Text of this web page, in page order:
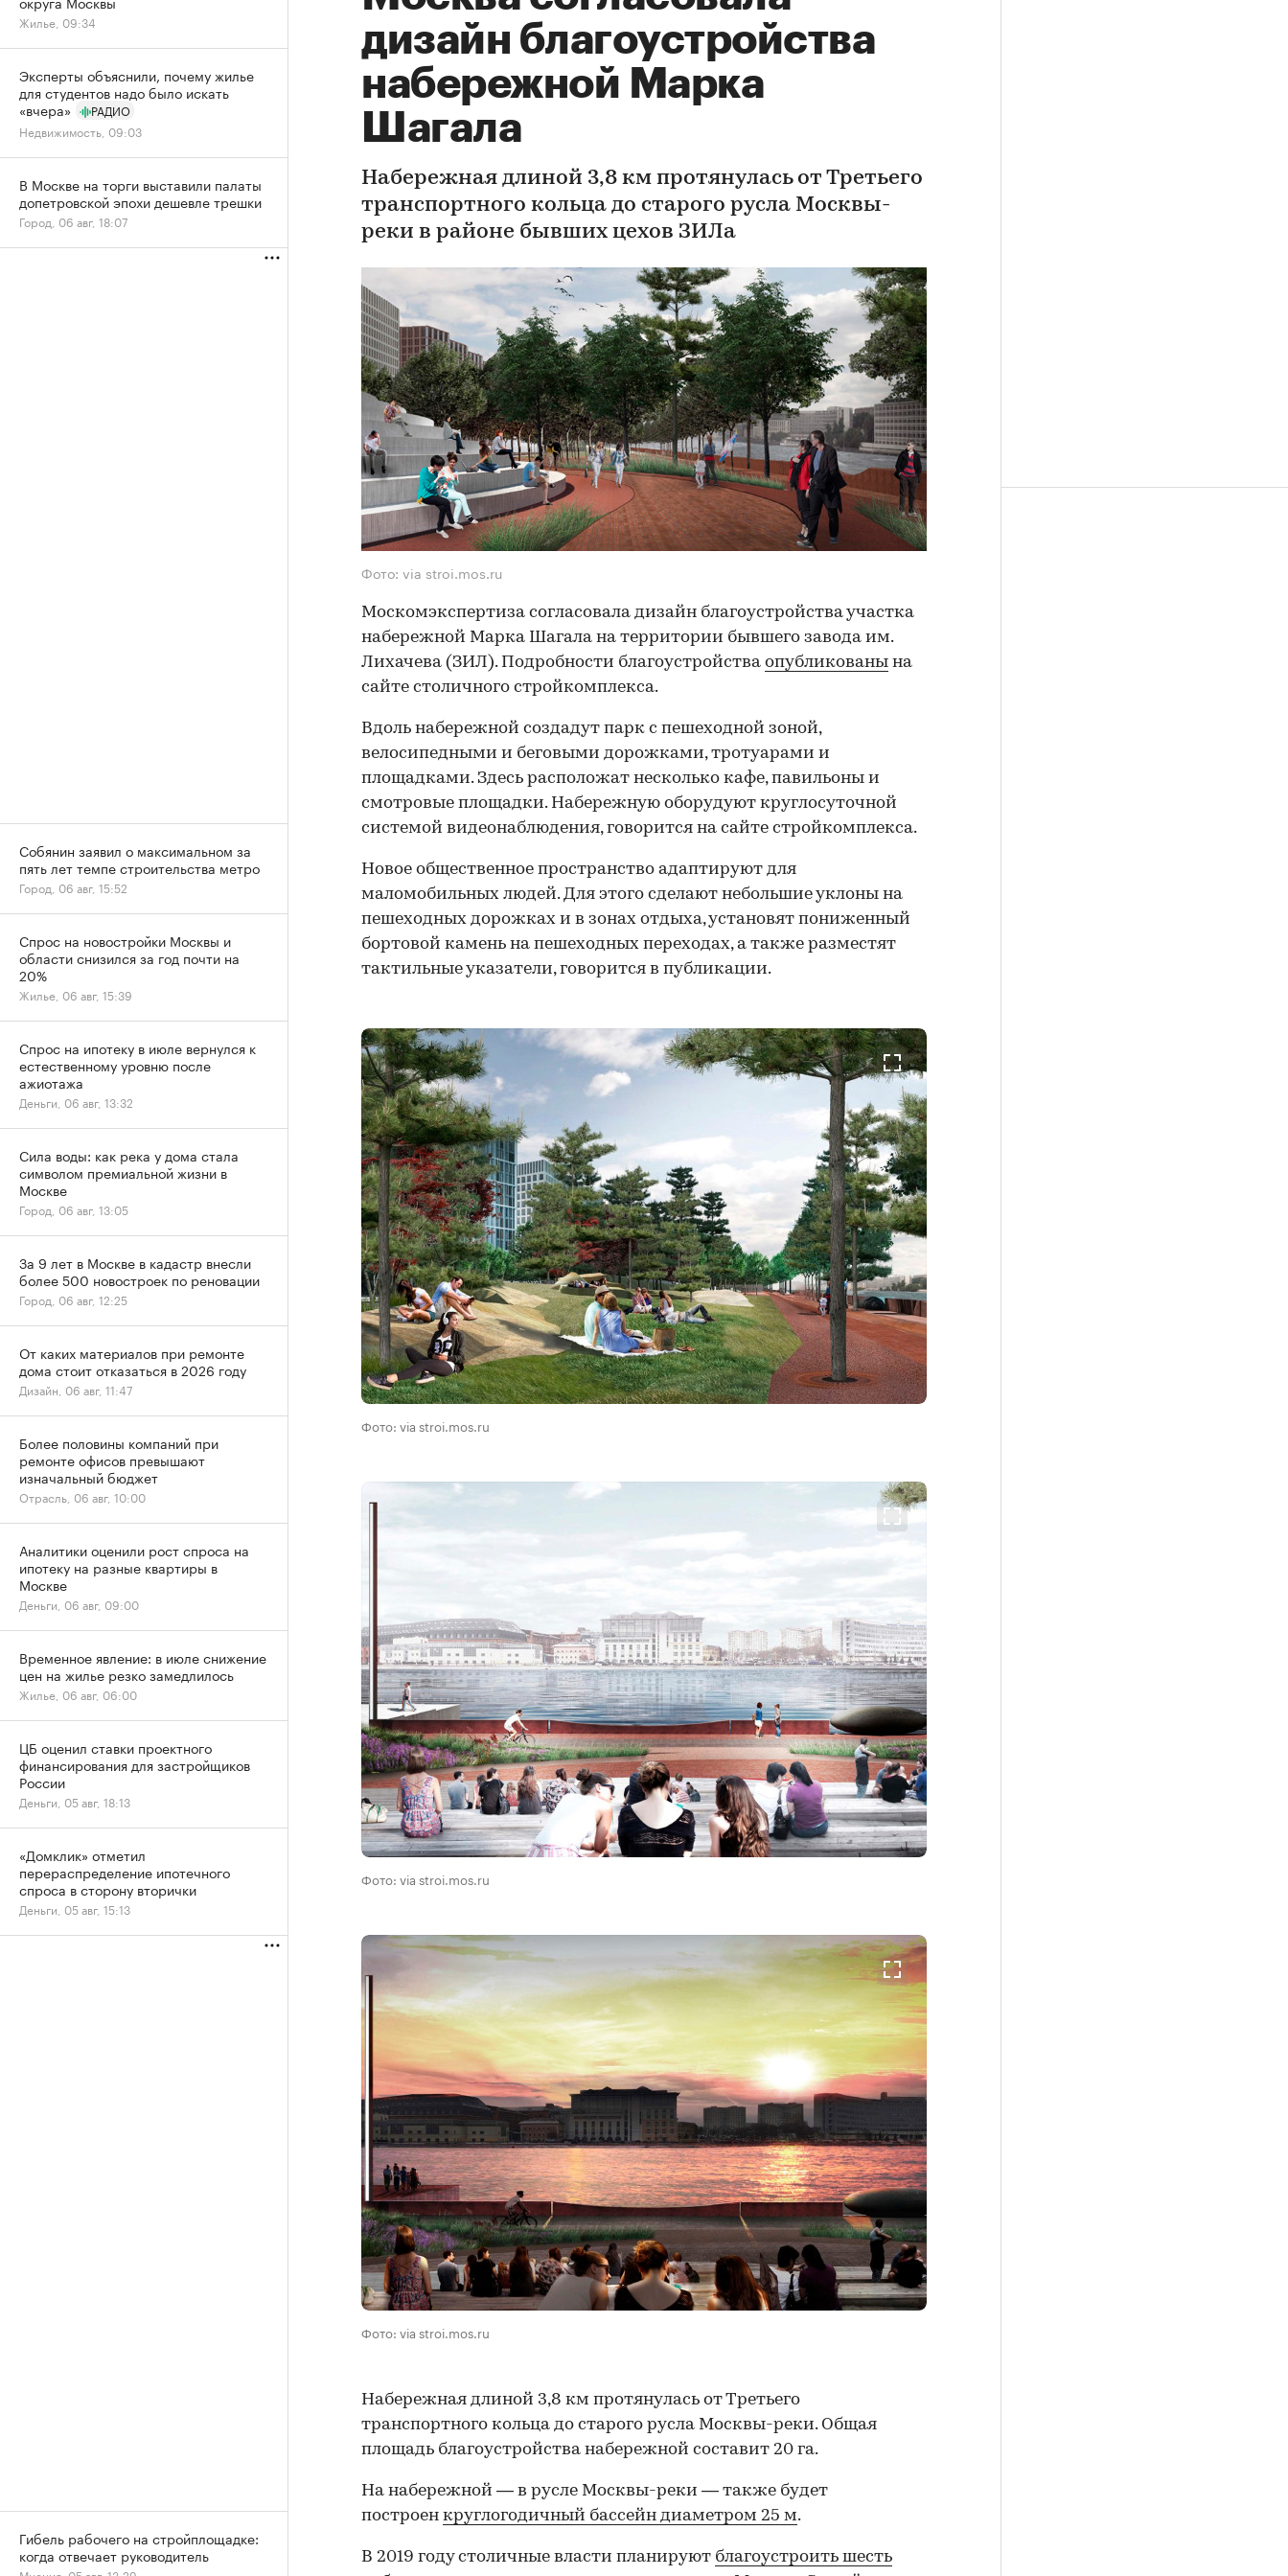
дизайн благоустройства
набережной Марка
Шагала
Набережная длиной 3,8 км протянулась от Третьего
транспортного кольца до старого русла Москвы-
реки в районе бывших цехов ЗИЛа
Фото: via stroi.mos.ru
Москомэкспертиза согласовала дизайн благоустройства участка
набережной Марка Шагала на территории бывшего завода им.
Лихачева (ЗИЛ). Подробности благоустройства опубликованы на
сайте столичного стройкомплекса.
Вдоль набережной создадут парк с пешеходной зоной,
велосипедными и беговыми дорожками, тротуарами и
площадками. Здесь расположат несколько кафе, павильоны и
смотровые площадки. Набережную оборудуют круглосуточной
системой видеонаблюдения, говорится на сайте стройкомплекса.
Новое общественное пространство адаптируют для
маломобильных людей. Для этого сделают небольшие уклоны на
пешеходных дорожках и в зонах отдыха, установят пониженный
бортовой камень на пешеходных переходах, а также разместят
тактильные указатели, говорится в публикации.
Фото: via stroi.mos.ru
Фото: via stroi.mos.ru
Фото: via stroi.mos.ru
Набережная длиной 3,8 км протянулась от Третьего
транспортного кольца до старого русла Москвы-реки. Общая
площадь благоустройства набережной составит 20 га.
На набережной — в русле Москвы-реки — также будет
построен круглогодичный бассейн диаметром 25 м.
В 2019 году столичные власти планируют благоустроить шесть
Жилье, 09:34
Эксперты объяснили, почему жилье
для студентов надо было искать
«вчера»
РАДИО
Недвижимость, 09:03
В Москве на торги выставили палаты
допетровской эпохи дешевле трешки
Город, 06 авг, 18:07
Собянин заявил о максимальном за
пять лет темпе строительства метро
Город, 06 авг, 15:52
Спрос на новостройки Москвы и
области снизился за год почти на
20%
Жилье, 06 авг, 15:39
Спрос на ипотеку в июле вернулся к
естественному уровню после
ажиотажа
Деньги, 06 авг, 13:32
Сила воды: как река у дома стала
символом премиальной жизни в
Москве
Город, 06 авг, 13:05
За 9 лет в Москве в кадастр внесли
более 500 новостроек по реновации
Город, 06 авг, 12:25
От каких материалов при ремонте
дома стоит отказаться в 2026 году
Дизайн, 06 авг, 11:47
Более половины компаний при
ремонте офисов превышают
изначальный бюджет
Отрасль, 06 авг, 10:00
Аналитики оценили рост спроса на
ипотеку на разные квартиры в
Москве
Деньги, 06 авг, 09:00
Временное явление: в июле снижение
цен на жилье резко замедлилось
Жилье, 06 авг, 06:00
ЦБ оценил ставки проектного
финансирования для застройщиков
России
Деньги, 05 авг, 18:13
«Домклик» отметил
перераспределение ипотечного
спроса в сторону вторички
Деньги, 05 авг, 15:13
Гибель рабочего на стройплощадке:
когда отвечает руководитель